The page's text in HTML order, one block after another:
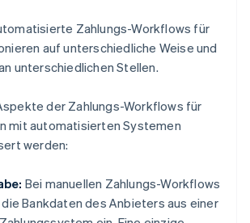
Zahlungs-Workflows für
auf unterschiedliche Weise und
unterschiedlichen Stellen.
der Zahlungs-Workflows für
mit automatisierten Systemen
werden:
Bei manuellen Zahlungs-Workflows
Bankdaten des Anbieters aus einer